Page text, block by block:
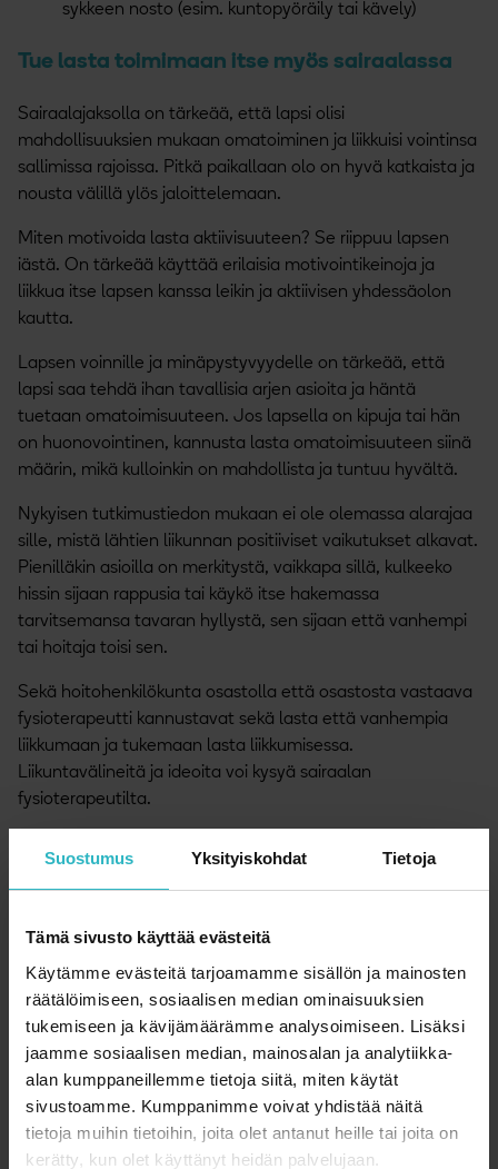
Suostumus Yksityiskohdat Tietoja
Tämä sivusto käyttää evästeitä
Käytämme evästeitä tarjoamamme sisällön ja mainosten
räätälöimiseen, sosiaalisen median ominaisuuksien
tukemiseen ja kävijämäärämme analysoimiseen. Lisäksi
jaamme sosiaalisen median, mainosalan ja analytiikka-
alan kumppaneillemme tietoja siitä, miten käytät
sivustoamme. Kumppanimme voivat yhdistää näitä
tietoja muihin tietoihin, joita olet antanut heille tai joita on
kerätty, kun olet käyttänyt heidän palvelujaan.
sykkeen nosto (esim. kuntopyöräily tai kävely)
Tue lasta toimimaan itse myös sairaalassa
Sairaalajaksolla on tärkeää, että lapsi olisi
mahdollisuuksien mukaan omatoiminen ja liikkuisi vointinsa
sallimissa rajoissa. Pitkä paikallaan olo on hyvä katkaista ja
nousta välillä ylös jaloittelemaan.
Miten motivoida lasta aktiivisuuteen? Se riippuu lapsen
iästä. On tärkeää käyttää erilaisia motivointikeinoja ja
liikkua itse lapsen kanssa leikin ja aktiivisen yhdessäolon
kautta.
Lapsen voinnille ja minäpystyvyydelle on tärkeää, että
lapsi saa tehdä ihan tavallisia arjen asioita ja häntä
tuetaan omatoimisuuteen. Jos lapsella on kipuja tai hän
on huonovointinen, kannusta lasta omatoimisuuteen siinä
määrin, mikä kulloinkin on mahdollista ja tuntuu hyvältä.
Nykyisen tutkimustiedon mukaan ei ole olemassa alarajaa
sille, mistä lähtien liikunnan positiiviset vaikutukset alkavat.
Pienilläkin asioilla on merkitystä, vaikkapa sillä, kulkeeko
hissin sijaan rappusia tai käykö itse hakemassa
tarvitsemansa tavaran hyllystä, sen sijaan että vanhempi
tai hoitaja toisi sen.
Sekä hoitohenkilökunta osastolla että osastosta vastaava
fysioterapeutti kannustavat sekä lasta että vanhempia
liikkumaan ja tukemaan lasta liikkumisessa.
Liikuntavälineitä ja ideoita voi kysyä sairaalan
fysioterapeutilta.
.
Fysioterapeutit auttavat syöpään sairastunutta lasta
kehittämään, ylläpitämään ja palauttamaan fyysistä
toimintakykyä hoidon aikana sekä pysymään aktiivisena
hoidon eri vaiheissa.
Fysioterapian tarkoitus on tukea lapsen fyysistä
toimintakykyä sekä ennaltaehkäisevästi että
kuntouttavasti. Fysioterapiaan pääsee lääkärin lähetteellä.